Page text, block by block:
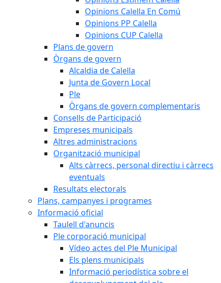
Opinions Calella En Comú
Opinions PP Calella
Opinions CUP Calella
Plans de govern
Òrgans de govern
Alcaldia de Calella
Junta de Govern Local
Ple
Òrgans de govern complementaris
Consells de Participació
Empreses municipals
Altres administracions
Organització municipal
Alts càrrecs, personal directiu i càrrecs
eventuals
Resultats electorals
Plans, campanyes i programes
Informació oficial
Taulell d'anuncis
Ple corporació municipal
Vídeo actes del Ple Municipal
Els plens municipals
Informació periodística sobre el